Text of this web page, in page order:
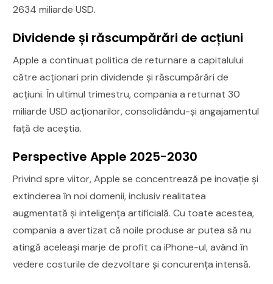
2634 miliarde USD.
Dividende și răscumpărări de acțiuni
Apple a continuat politica de returnare a capitalului
către acționari prin dividende și răscumpărări de
acțiuni. În ultimul trimestru, compania a returnat 30
miliarde USD acționarilor, consolidându-și angajamentul
față de aceștia.
Perspective Apple 2025-2030
Privind spre viitor, Apple se concentrează pe inovație și
extinderea în noi domenii, inclusiv realitatea
augmentată și inteligența artificială. Cu toate acestea,
compania a avertizat că noile produse ar putea să nu
atingă aceleași marje de profit ca iPhone-ul, având în
vedere costurile de dezvoltare și concurența intensă.